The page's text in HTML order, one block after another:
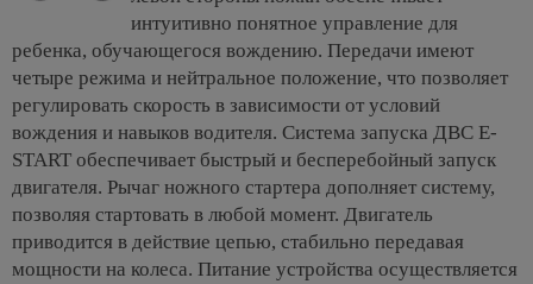
интуитивно понятное управление для
ребенка, обучающегося вождению. Передачи имеют
четыре режима и нейтральное положение, что позволяет
регулировать скорость в зависимости от условий
вождения и навыков водителя. Система запуска ДВС E-
START обеспечивает быстрый и бесперебойный запуск
двигателя. Рычаг ножного стартера дополняет систему,
позволяя стартовать в любой момент. Двигатель
приводится в действие цепью, стабильно передавая
мощности на колеса. Питание устройства осуществляется